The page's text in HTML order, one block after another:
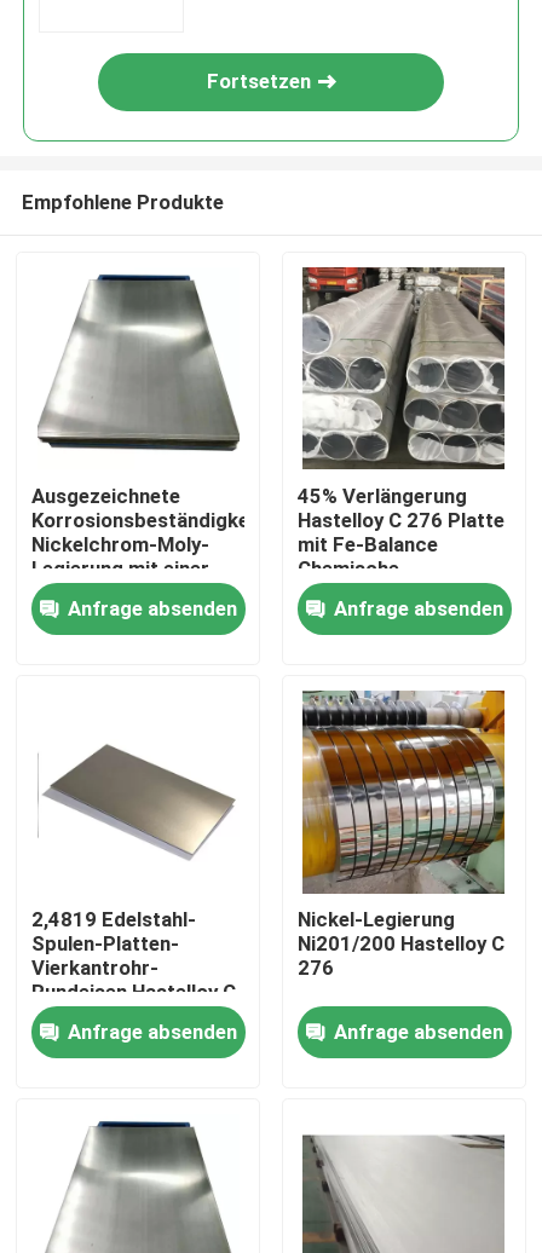
Haus
Produkte
Fabrik-Ausflug
Qualitätskontrolle
Treten Sie mit uns in Verbindung
Inconel 600-Material
Incoloy 800-Material
Material Inconel 718
Fortsetzen
Empfohlene Produkte
Ausgezeichnete
Korrosionsbeständigkeit
Nickelchrom-Moly-
Legierung mit einer
Dichte von 8,89 G/cm3
Anfrage absenden
45% Verlängerung
Hastelloy C 276 Platte
mit Fe-Balance
Chemische
Zusammensetzung
Anfrage absenden
2,4819 Edelstahl-
Spulen-Platten-
Vierkantrohr-
Rundeisen Hastelloy C
276
Anfrage absenden
Nickel-Legierung
Ni201/200 Hastelloy C
276
Anfrage absenden